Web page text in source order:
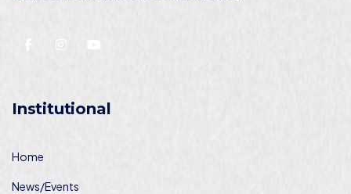
Institutional
Home
News/Events